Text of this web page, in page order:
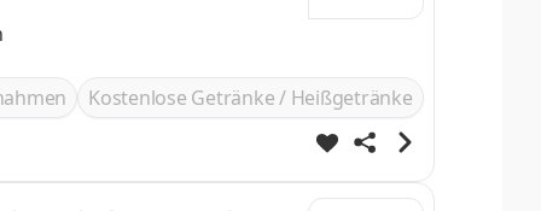
Kostenlose Getränke / Heißgetränke